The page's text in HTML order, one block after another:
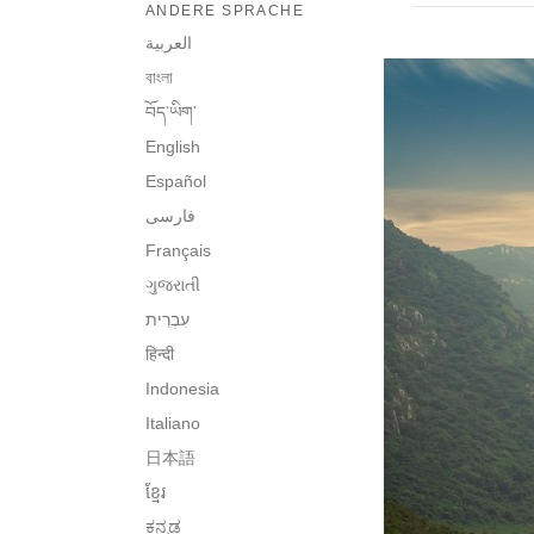
ANDERE SPRACHE
العربية
বাংলা
བོད་ཡིག་
English
Español
فارسی
Français
ગુજરાતી
हिन्दी
Indonesia
Italiano
日本語
ខ្មែរ
ಕನ್ನಡ